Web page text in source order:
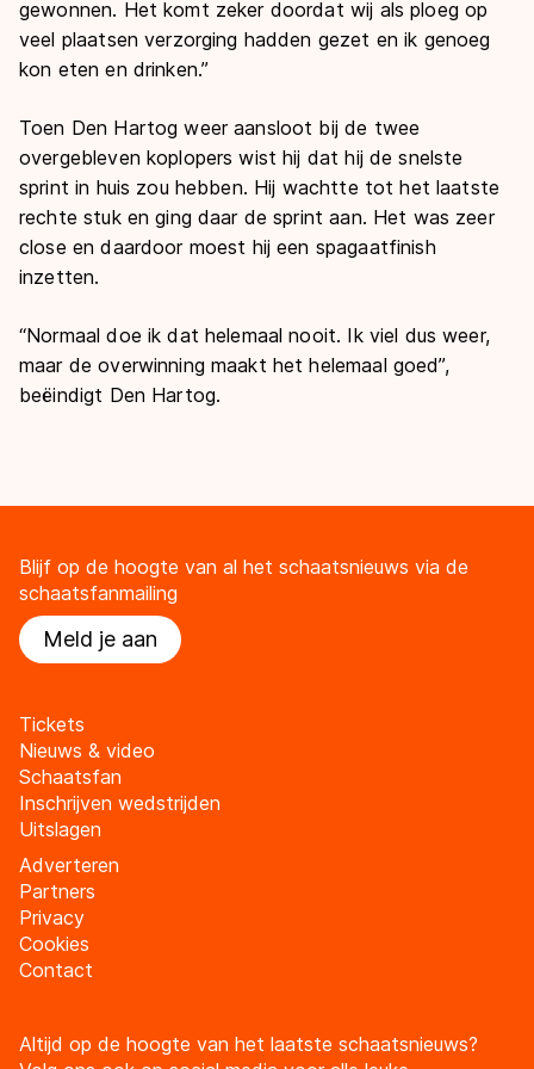
gewonnen. Het komt zeker doordat wij als ploeg op
veel plaatsen verzorging hadden gezet en ik genoeg
kon eten en drinken.”
Toen Den Hartog weer aansloot bij de twee
overgebleven koplopers wist hij dat hij de snelste
sprint in huis zou hebben. Hij wachtte tot het laatste
rechte stuk en ging daar de sprint aan. Het was zeer
close en daardoor moest hij een spagaatfinish
inzetten.
“Normaal doe ik dat helemaal nooit. Ik viel dus weer,
maar de overwinning maakt het helemaal goed”,
beëindigt Den Hartog.
Blijf op de hoogte van al het schaatsnieuws via de
schaatsfanmailing
Meld je aan
Tickets
Nieuws & video
Schaatsfan
Inschrijven wedstrijden
Uitslagen
Adverteren
Partners
Privacy
Cookies
Contact
Altijd op de hoogte van het laatste schaatsnieuws?